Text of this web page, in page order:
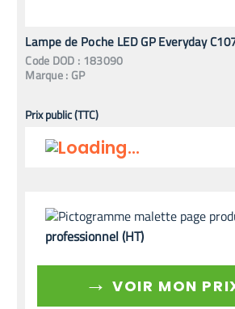
Lampe de Poche LED GP Everyday
Code DOD : 183090
Marque : GP
Prix public (TTC)
professionnel (HT)
→ VOIR MON